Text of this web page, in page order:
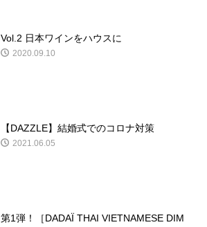
Vol.2 日本ワインをハウスに
2020.09.10
【DAZZLE】結婚式でのコロナ対策
2021.06.05
第1弾！［DADAÏ THAI VIETNAMESE DIM